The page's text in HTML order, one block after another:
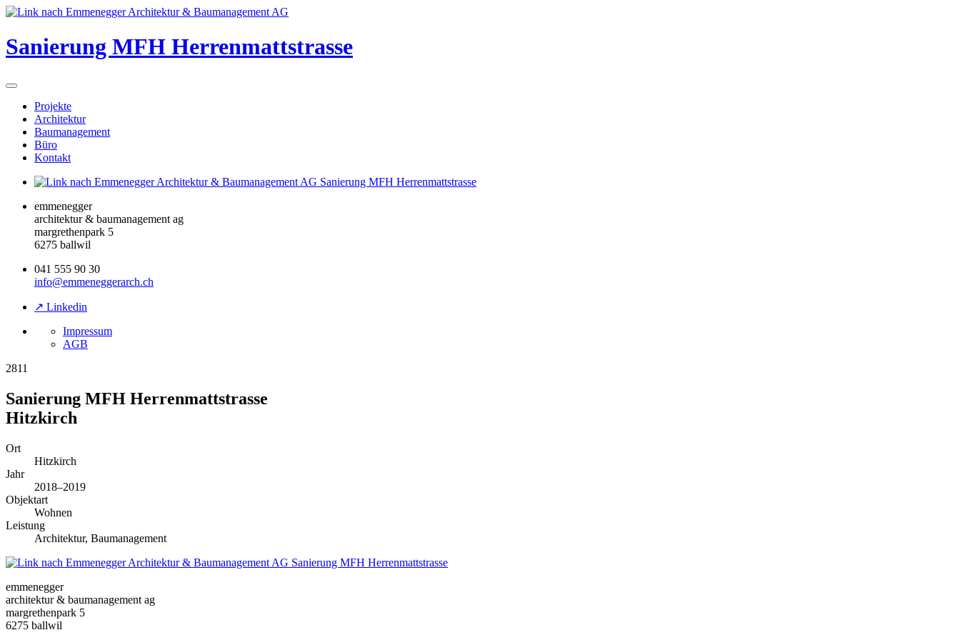
Sanierung MFH Herrenmattstrasse
Projekte
Architektur
Baumanagement
Büro
Kontakt
Sanierung MFH Herrenmattstrasse
emmenegger
architektur & baumanagement ag
margrethenpark 5
6275 ballwil
041 555 90 30
info@emmeneggerarch.ch
↗ Linkedin
Impressum
AGB
2811
Sanierung MFH Herrenmattstrasse
Hitzkirch
Ort
Hitzkirch
Jahr
2018–2019
Objektart
Wohnen
Leistung
Architektur, Baumanagement
Sanierung MFH Herrenmattstrasse
emmenegger
architektur & baumanagement ag
margrethenpark 5
6275 ballwil